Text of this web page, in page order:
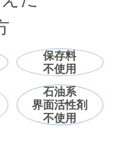
保存料
不使用
石油系
界面活性剤
不使用